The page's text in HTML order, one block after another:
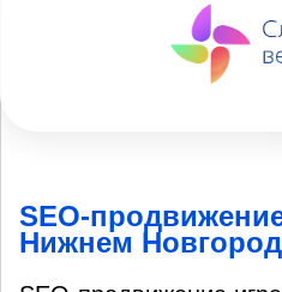
SEO-
Нижнем